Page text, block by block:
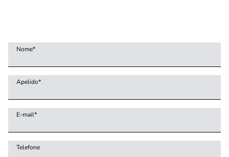
Nome*
Apelido*
E-mail*
Telefone